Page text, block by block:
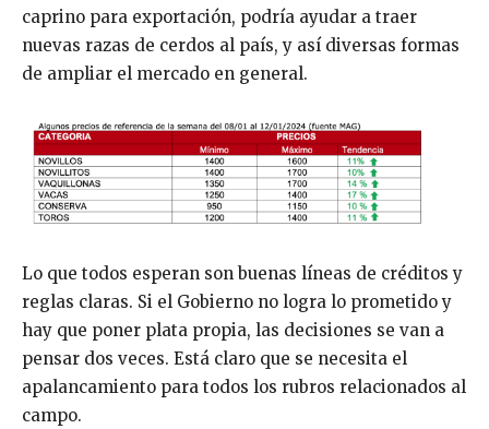
caprino para exportación, podría ayudar a traer
nuevas razas de cerdos al país, y así diversas formas
de ampliar el mercado en general.
Lo que todos esperan son buenas líneas de créditos y
reglas claras. Si el Gobierno no logra lo prometido y
hay que poner plata propia, las decisiones se van a
pensar dos veces. Está claro que se necesita el
apalancamiento para todos los rubros relacionados al
campo.